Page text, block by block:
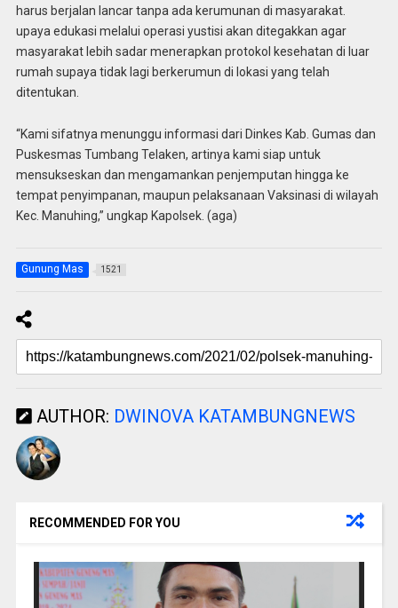
harus berjalan lancar tanpa ada kerumunan di masyarakat.
upaya edukasi melalui operasi yustisi akan ditegakkan agar
masyarakat lebih sadar menerapkan protokol kesehatan di luar
rumah supaya tidak lagi berkerumun di lokasi yang telah
ditentukan.
“Kami sifatnya menunggu informasi dari Dinkes Kab. Gumas dan
Puskesmas Tumbang Telaken, artinya kami siap untuk
mensukseskan dan mengamankan penjemputan hingga ke
tempat penyimpanan, maupun pelaksanaan Vaksinasi di wilayah
Kec. Manuhing,” ungkap Kapolsek. (aga)
Gunung Mas 1521
AUTHOR: DWINOVA KATAMBUNGNEWS
RECOMMENDED FOR YOU